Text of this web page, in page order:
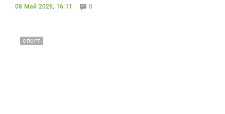
08 Май 2026, 16:11 0
СПОРТ